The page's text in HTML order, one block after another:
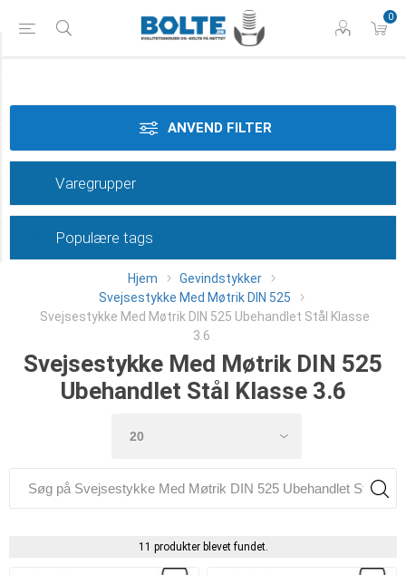
0
Hjem
Gevindstykker
Svejsestykke Med Møtrik DIN 525
Svejsestykke Med Møtrik DIN 525 Ubehandlet Stål Klasse
3.6
Svejsestykke Med Møtrik DIN 525
Ubehandlet Stål Klasse 3.6
11 produkter blevet fundet.
ANVEND FILTER
Overflade
Category
Varegrupper
Populære tags